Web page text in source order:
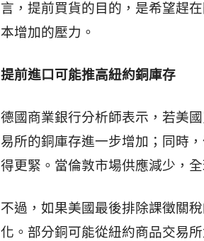
言，提前買貨的目的，是希望趕
本增加的壓力。
提前進口可能推高紐約銅庫存
德國商業銀行分析師表示，若美
易所的銅庫存進一步增加；同時
得更緊。當倫敦市場供應減少，
不過，如果美國最後排除課徵關
化。部分銅可能從紐約商品交易